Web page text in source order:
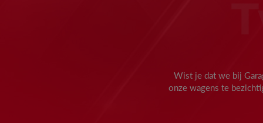
Wist je dat we bij
onze wagens te